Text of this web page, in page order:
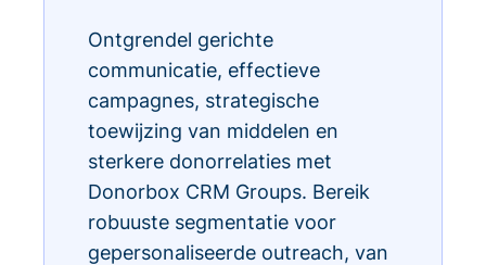
Ontgrendel gerichte
communicatie, effectieve
campagnes, strategische
toewijzing van middelen en
sterkere donorrelaties met
Donorbox CRM Groups. Bereik
robuuste segmentatie voor
gepersonaliseerde outreach, van